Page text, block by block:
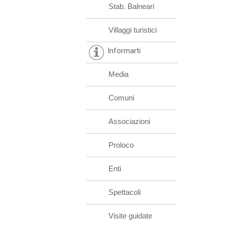
Stab. Balneari
Villaggi turistici
Informarti
Media
Comuni
Associazioni
Proloco
Enti
Spettacoli
Visite guidate